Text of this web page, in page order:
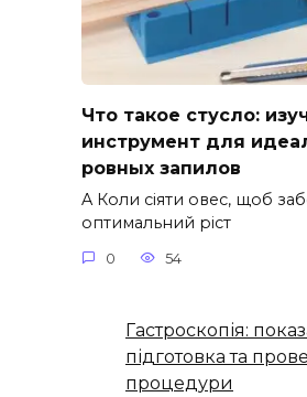
Что такое стусло:
инструмент для
ровных запилов
A Коли сіяти овес, щоб
оптимальний ріст
0 54
Гастроскопія:
підготовка та
процедури